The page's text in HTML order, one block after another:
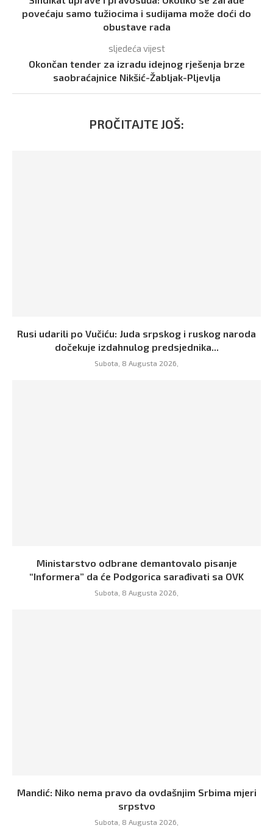
povećaju samo tužiocima i sudijama može doći do
obustave rada
sljedeća vijest
Okončan tender za izradu idejnog rješenja brze
saobraćajnice Nikšić-Žabljak-Pljevlja
PROČITAJTE JOŠ:
Rusi udarili po Vučiću: Juda srpskog i ruskog naroda
dočekuje izdahnulog predsjednika...
Subota, 8 Augusta 2026,
Ministarstvo odbrane demantovalo pisanje
“Informera” da će Podgorica sarađivati sa OVK
Subota, 8 Augusta 2026,
Mandić: Niko nema pravo da ovdašnjim Srbima mjeri
srpstvo
Subota, 8 Augusta 2026,